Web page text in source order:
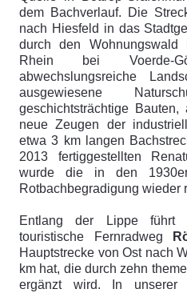
dem Bachverlauf. Die
nach Hiesfeld in das
durch den
Rhein bei Voerde-
abwechslungsreiche
ausgewiesene
geschichtsträchtige
neue Zeugen der
etwa 3 km langen
2013 fertiggestellten
wurde die in den 1930er
Rotbachbegradigung wieder
Entlang der Lippe führt
touristische Fernradweg
Hauptstrecke von Ost nach
km hat, die durch zehn
ergänzt wird. In